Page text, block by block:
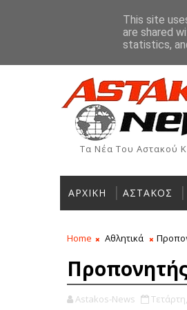
Ιστορία
ΡΟΗ ΕΙΔΗΣΕΩΝ
Τα Νέα Του Αστακού
ΑΡΧΙΚΗ ΑΣΤΑΚΟΣ
Home Αθλητικά
Astakos-News
This site
are shared
statistics,